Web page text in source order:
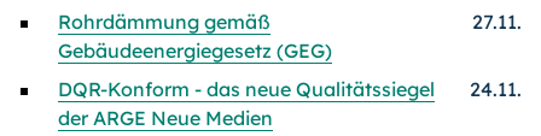
Rohrdämmung gemäß
Gebäudeenergiegesetz (GEG)
27.11.
DQR-Konform - das neue Qualitätssiegel
der ARGE Neue Medien
24.11.